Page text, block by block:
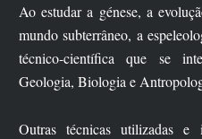
Ao estudar a génese, a
mundo subterrâneo, a
técnico-científica que se
Geologia, Biologia e
Outras técnicas utilizadas e